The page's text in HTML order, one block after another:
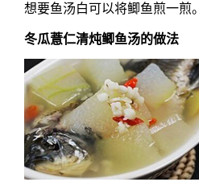
想要鱼汤白可以将鲫鱼煎一煎。
冬瓜薏仁清炖鲫鱼汤的做法